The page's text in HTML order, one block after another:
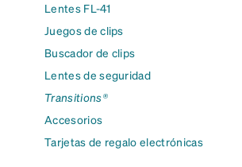
Lentes FL-41
Juegos de clips
Buscador de clips
Lentes de seguridad
Transitions®
Accesorios
Tarjetas de regalo electrónicas